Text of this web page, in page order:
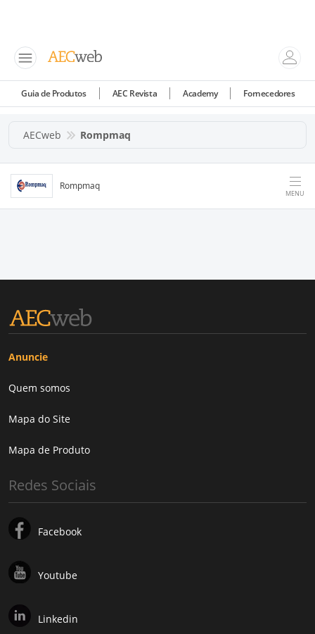
Guia de Produtos AEC Revista Academy Fornecedores
AECweb Rompmaq
Rompmaq
MENU
Anuncie
Quem somos
Mapa do Site
Mapa de Produto
Redes Sociais
Facebook
Youtube
Linkedin